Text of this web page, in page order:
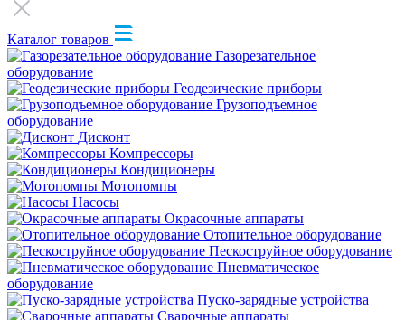
Каталог товаров
Газорезательное
оборудование
Геодезические приборы
Грузоподъемное
оборудование
Дисконт
Компрессоры
Кондиционеры
Мотопомпы
Насосы
Окрасочные аппараты
Отопительное оборудование
Пескоструйное оборудование
Пневматическое
оборудование
Пуско-зарядные устройства
Сварочные аппараты